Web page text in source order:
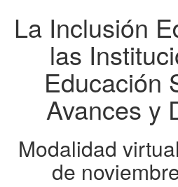
La Inclusión
las
Educación
Avances y
Modalidad
de